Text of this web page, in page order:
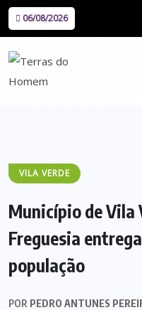
06/08/2026
VILA VERDE
Município de Vila
Freguesia
população
POR PEDRO ANTUNES